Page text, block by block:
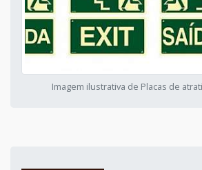
Imagem ilustrativa de Placas de